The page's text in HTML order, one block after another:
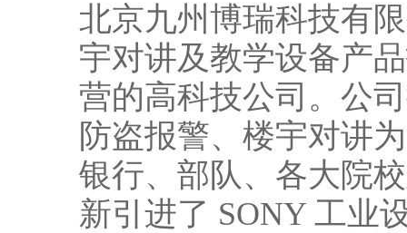
北京九州博瑞科技有
宇对讲及教学设备产
营的高科技公司。公
防盗报警、楼宇对讲
银行、部队、各大院
新引进了 SONY 工业